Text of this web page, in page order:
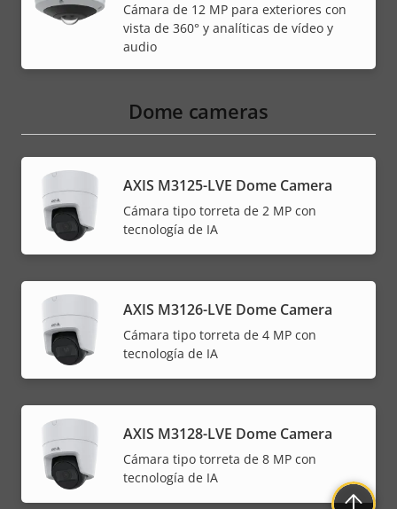
Cámara de 12 MP para exteriores con
vista de 360° y analíticas de vídeo y
audio
Dome cameras
AXIS M3125-LVE Dome Camera
Cámara tipo torreta de 2 MP con
tecnología de IA
AXIS M3126-LVE Dome Camera
Cámara tipo torreta de 4 MP con
tecnología de IA
AXIS M3128-LVE Dome Camera
Cámara tipo torreta de 8 MP con
tecnología de IA